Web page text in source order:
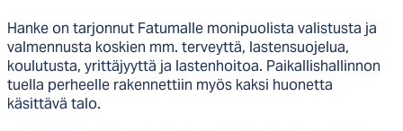
Hanke on tarjonnut Fatumalle monipuolista valistusta ja
valmennusta koskien mm. terveyttä, lastensuojelua,
koulutusta, yrittäjyyttä ja lastenhoitoa. Paikallishallinnon
tuella perheelle rakennettiin myös kaksi huonetta
käsittävä talo.